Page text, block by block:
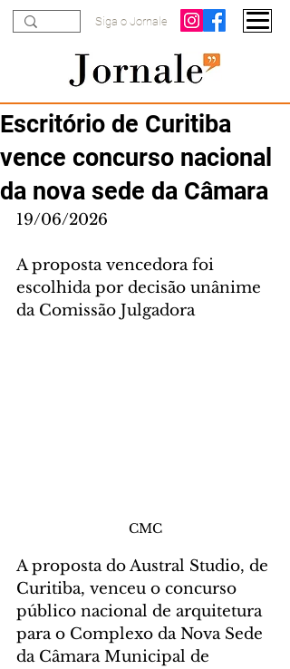
Siga o Jornale
Escritório de Curitiba
vence concurso nacional
da nova sede da Câmara
19/06/2026
A proposta vencedora foi
escolhida por decisão unânime
da Comissão Julgadora
CMC
A proposta do Austral Studio, de
Curitiba, venceu o concurso
público nacional de arquitetura
para o Complexo da Nova Sede
da Câmara Municipal de